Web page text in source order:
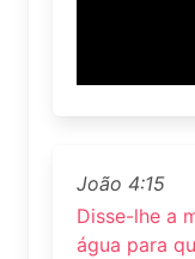
João 4:15
Disse-lhe a
água para